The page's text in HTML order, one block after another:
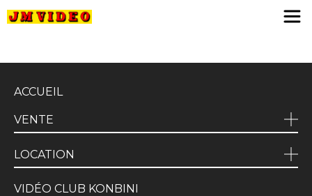
ACCUEIL
VENTE
LOCATION
VIDÉO CLUB KONBINI